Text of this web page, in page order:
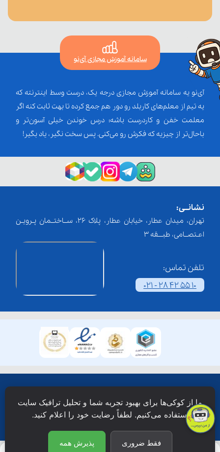
سامانه آموزش مجازی آی‌نو
آی‌نو یه سامانه آموزش مجازی درجه یک، درست وسط اینترنته که
یه تیم از معلم‌‌های کاربلد رو دور هم جمع کرده تا بهت ثابت کنه اگر
معلمت خفن و کاردرست باشه؛ درس خوندن خیلی آسون‌تر و
باحال‌تر از چیزیه که فکرش رو می‌کنی. پس سخت نگیر، یاد بگیر!
نشانــی:
تهران، میدان عطار، خیابان عطار، پلاک 26، ســاختــمان پـرویـن
اعـتصــامی، طبـــقه 3
تلفن تماس:
021 - 28 42 55 10
دانش نویان محفوظ است.
ما از کوکی‌ها برای بهبود تجربه شما و تحلیل ترافیک سایت
استفاده می‌کنیم. لطفاً رضایت خود را اعلام کنید.
فقط ضروری پذیرش همه